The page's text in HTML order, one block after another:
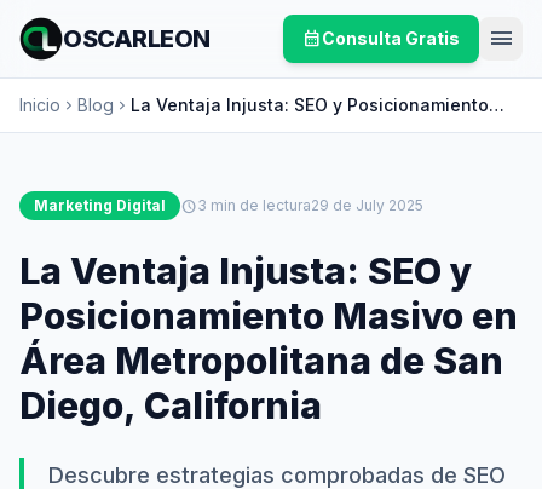
OSCARLEON calendar_monthConsulta Gratis menu
Inicio chevron_right Blog chevron_right La Ventaja Injusta: SEO y Posicionamiento
Masivo en Área Metropolitana de San Diego,
Marketing Digital schedule3 min de lectura29 de July 2025
La Ventaja Injusta: SEO y
Posicionamiento Masivo en
Área Metropolitana de San
Diego, California
Descubre estrategias comprobadas de SEO